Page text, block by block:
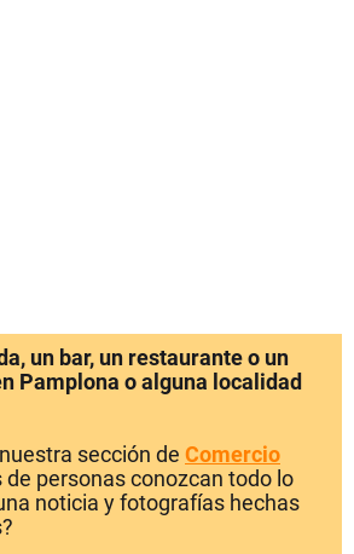
un bar, un restaurante o un
Pamplona o alguna localidad
sección de Comercio
de personas conozcan todo lo
noticia y fotografías hechas